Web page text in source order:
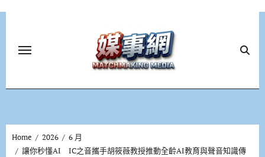
Home 2026
6 月
讓你秒懂AI IC之音攜手胡筱薇教授推動全齡AI教育與聲音知識傳